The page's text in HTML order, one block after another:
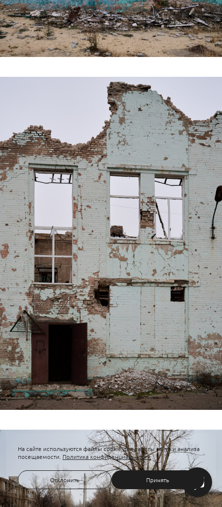
На сайте используются файлы cookie для работы сайта и анализа
посещаемости. Политика конфиденциальности
Отклонить Принять